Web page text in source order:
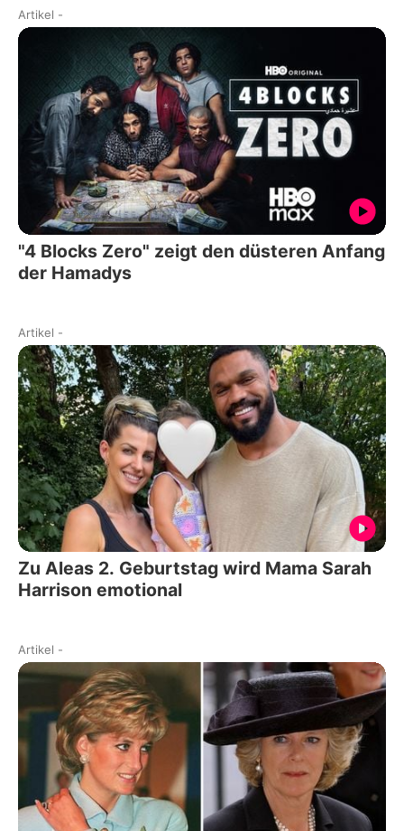
Artikel -
"4 Blocks Zero" zeigt den düsteren Anfang
der Hamadys
Artikel -
Zu Aleas 2. Geburtstag wird Mama Sarah
Harrison emotional
Artikel -